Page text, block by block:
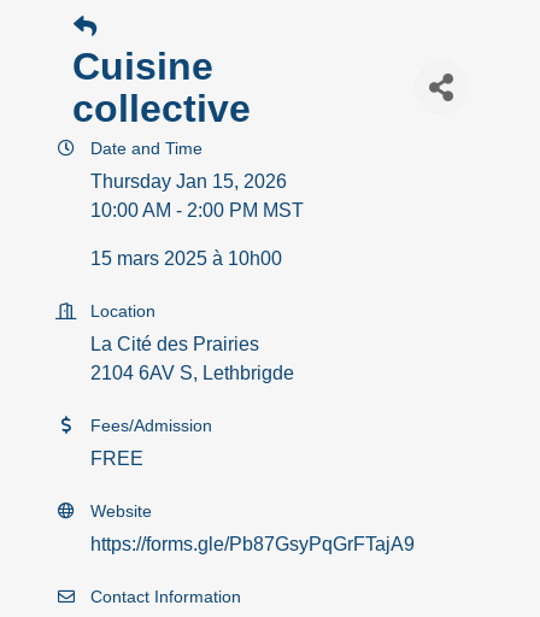
Cuisine
collective
Date and Time
Thursday Jan 15, 2026
10:00 AM - 2:00 PM MST
15 mars 2025 à 10h00
Location
La Cité des Prairies
2104 6AV S, Lethbrigde
Fees/Admission
FREE
Website
https://forms.gle/Pb87GsyPqGrFTajA9
Contact Information